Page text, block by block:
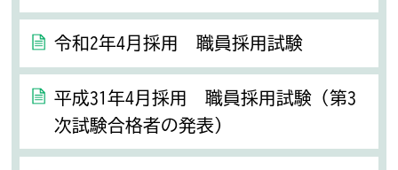
令和2年4月採用 職員採用試験
平成31年4月採用 職員採用試験（第3
次試験合格者の発表）